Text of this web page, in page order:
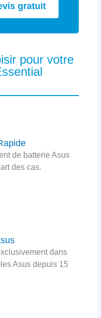
gratuit
pour votre
de batterie Asus
des cas.
dans
Asus depuis 15